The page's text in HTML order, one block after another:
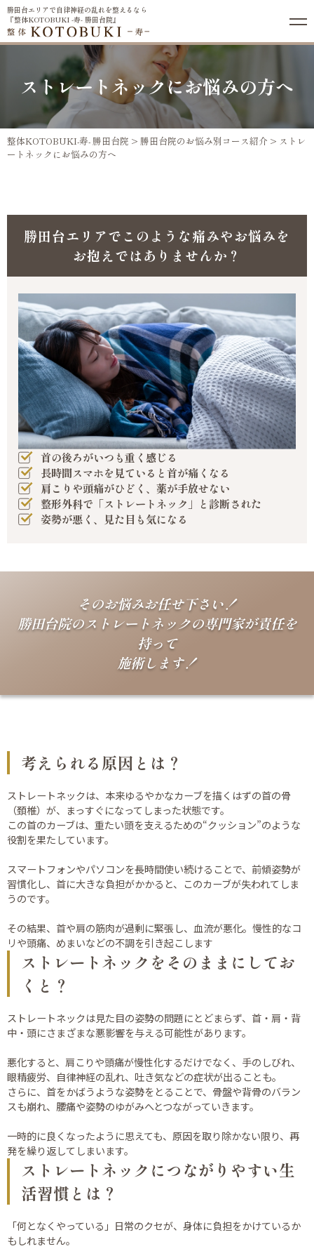
勝田台エリアで自律神経の乱れを整えるなら
『整体KOTOBUKI -寿- 勝田台院』
ストレートネックにお悩みの方へ
整体KOTOBUKI-寿- 勝田台院 > 勝田台院のお悩み別コース紹介 > ストレ
ートネックにお悩みの方へ
勝田台エリアでこのような痛みやお悩みを
お抱えではありませんか？
首の後ろがいつも重く感じる
長時間スマホを見ていると首が痛くなる
肩こりや頭痛がひどく、薬が手放せない
整形外科で「ストレートネック」と診断された
姿勢が悪く、見た目も気になる
そのお悩みお任せ下さい！
勝田台院のストレートネックの専門家が責任を
持って
施術します！
考えられる原因とは？
ストレートネックは、本来ゆるやかなカーブを描くはずの首の骨
（頚椎）が、まっすぐになってしまった状態です。
この首のカーブは、重たい頭を支えるための“クッション”のような
役割を果たしています。
スマートフォンやパソコンを長時間使い続けることで、前傾姿勢が
習慣化し、首に大きな負担がかかると、このカーブが失われてしま
うのです。
その結果、首や肩の筋肉が過剰に緊張し、血流が悪化。慢性的なコ
リや頭痛、めまいなどの不調を引き起こします
ストレートネックをそのままにしてお
くと？
ストレートネックは見た目の姿勢の問題にとどまらず、首・肩・背
中・頭にさまざまな悪影響を与える可能性があります。
悪化すると、肩こりや頭痛が慢性化するだけでなく、手のしびれ、
眼精疲労、自律神経の乱れ、吐き気などの症状が出ることも。
さらに、首をかばうような姿勢をとることで、骨盤や背骨のバラン
スも崩れ、腰痛や姿勢のゆがみへとつながっていきます。
一時的に良くなったように思えても、原因を取り除かない限り、再
発を繰り返してしまいます。
ストレートネックにつながりやすい生
活習慣とは？
「何となくやっている」日常のクセが、身体に負担をかけているか
もしれません。